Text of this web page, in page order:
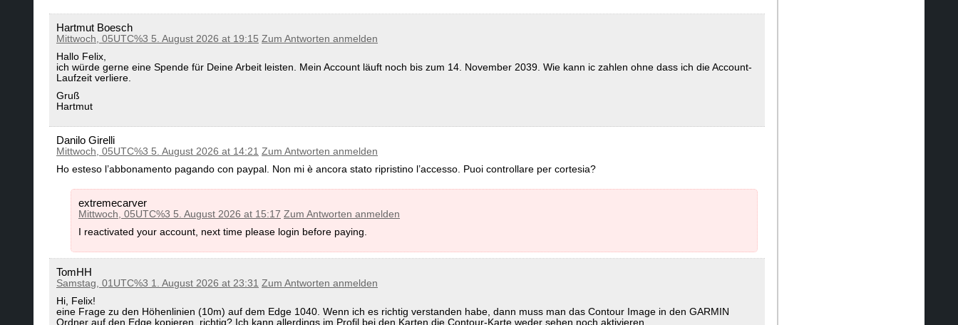
Hartmut Boesch
Mittwoch, 05UTC%3 5. August 2026 at 19:15 Zum Antworten anmelden
Hallo Felix,
ich würde gerne eine Spende für Deine Arbeit leisten. Mein Account läuft noch bis zum 14. November 2039. Wie kann ic zahlen ohne dass ich die Account-
Laufzeit verliere.
Gruß
Hartmut
Danilo Girelli
Mittwoch, 05UTC%3 5. August 2026 at 14:21 Zum Antworten anmelden
Ho esteso l’abbonamento pagando con paypal. Non mi è ancora stato ripristino l’accesso. Puoi controllare per cortesia?
extremecarver
Mittwoch, 05UTC%3 5. August 2026 at 15:17 Zum Antworten anmelden
I reactivated your account, next time please login before paying.
TomHH
Samstag, 01UTC%3 1. August 2026 at 23:31 Zum Antworten anmelden
Hi, Felix!
eine Frage zu den Höhenlinien (10m) auf dem Edge 1040. Wenn ich es richtig verstanden habe, dann muss man das Contour Image in den GARMIN
Ordner auf den Edge kopieren, richtig? Ich kann allerdings im Profil bei den Karten die Contour-Karte weder sehen noch aktivieren.